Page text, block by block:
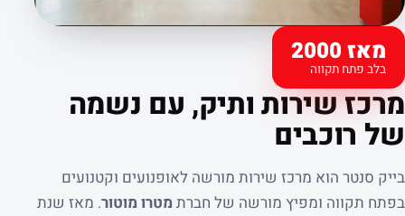
מאז 2000
בלב פתח תקווה
קצת עלינו
מרכז שירות ותיק, עם נשמה
של רוכבים
בייק סנטר הוא מרכז שירות מורשה לאופנועים וקטנועים
בפתח תקווה ומפיץ מורשה של חברת מטרו מוטור. מאז שנת